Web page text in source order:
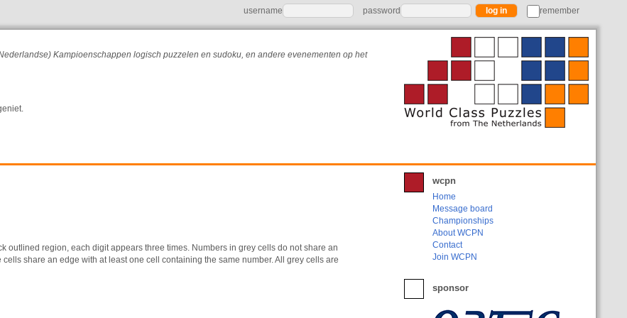
username password remember
Kampioenschappen logisch puzzelen en sudoku, en andere evenementen op het
outlined region, each digit appears three times. Numbers in grey cells do not share an
share an edge with at least one cell containing the same number. All grey cells are
wcpn
Home
Message board
Championships
About WCPN
Contact
Join WCPN
sponsor